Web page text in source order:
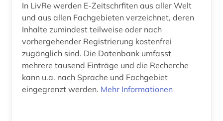
informationswissenschaften (1)
inhalt (1)
inhaltsverzeichnis (4)
interdisziplinarität (1)
investitionsberichte (1)
In LivRe werden E-Zeitschrfiten aus aller Welt
und aus allen Fachgebieten verzeichnet, deren
Inhalte zumindest teilweise oder nach
vorhergehender Registrierung kostenfrei
zugänglich sind. Die Datenbank umfasst
mehrere tausend Einträge und die Recherche
kann u.a. nach Sprache und Fachgebiet
eingegrenzt werden. Mehr Informationen